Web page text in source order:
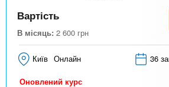
Вартість
В місяць: 2 600 грн
Київ Онлайн 36
Оновлений курс